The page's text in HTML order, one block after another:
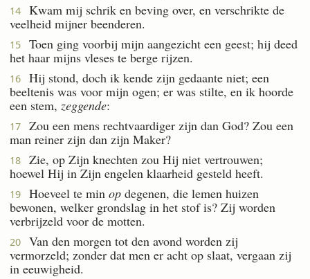
14
Kwam mij schrik en beving over, en verschrikte de
veelheid mijner beenderen.
15
Toen ging voorbij mijn aangezicht een geest; hij deed
het haar mijns vleses te berge rijzen.
16
Hij stond, doch ik kende zijn gedaante niet; een
beeltenis was voor mijn ogen; er was stilte, en ik hoorde
een stem, zeggende:
17
Zou een mens rechtvaardiger zijn dan God? Zou een
man reiner zijn dan zijn Maker?
18
Zie, op Zijn knechten zou Hij niet vertrouwen;
hoewel Hij in Zijn engelen klaarheid gesteld heeft.
19 Hoeveel te min op degenen, die lemen huizen
bewonen, welker grondslag in het stof is? Zij worden
verbrijzeld voor de motten.
20
Van den morgen tot den avond worden zij
vermorzeld; zonder dat men er acht op slaat, vergaan zij
in eeuwigheid.